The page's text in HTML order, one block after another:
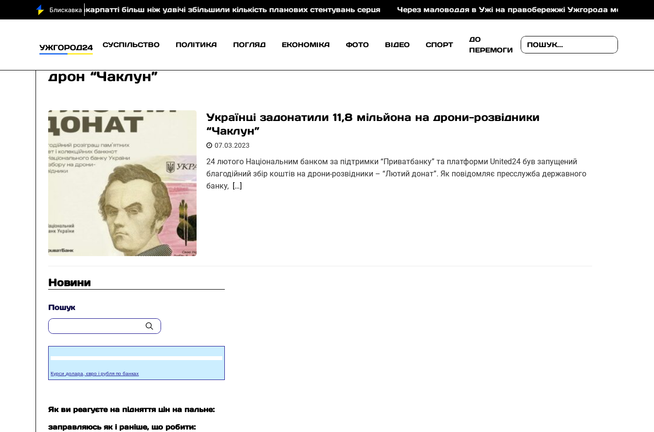
На Закарпатті більш ніж удвічі збільшили кількість планових стентувань серця Через маловоддя в Ужі на правобережжі Ужгорода можуть
СУСПІЛЬСТВО ПОЛІТИКА ПОГЛЯД ЕКОНОМІКА ФОТО ВІДЕО СПОРТ
ДО
ПЕРЕМОГИ
дрон “Чаклун”
Українці задонатили 11,8 мільйона на дрони-розвідники
“Чаклун”
07.03.2023
24 лютого Національним банком за підтримки “Приватбанку” та платформи United24 був запущений
благодійний збір коштів на дрони-розвідники – “Лютий донат”. Як повідомляє пресслужба державного
банку, […]
Новини
Пошук
Курси долара, євро і рубля по банках
Як ви реагуєте на підняття цін на пальне:
заправляюсь як і раніше, що робити: